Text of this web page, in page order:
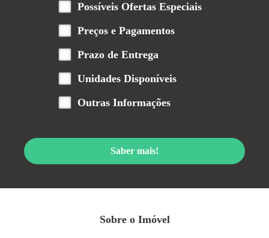
Sobre o Imóvel
Possíveis Ofertas Especiais
Preços e Pagamentos
Prazo de Entrega
Unidades Disponíveis
Outras Informações
Saber mais!